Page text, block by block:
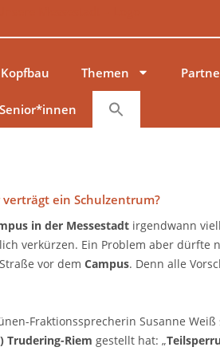
Kopfbau Themen
Senior*innen
ein Schulzentrum?
in der Messestadtirgendwann
verkürzen. Ein Problem aber dürfte
vor dem Campus. Denn alle
Fraktionssprecherin Susanne
Trudering-Riem gestellt hat: „